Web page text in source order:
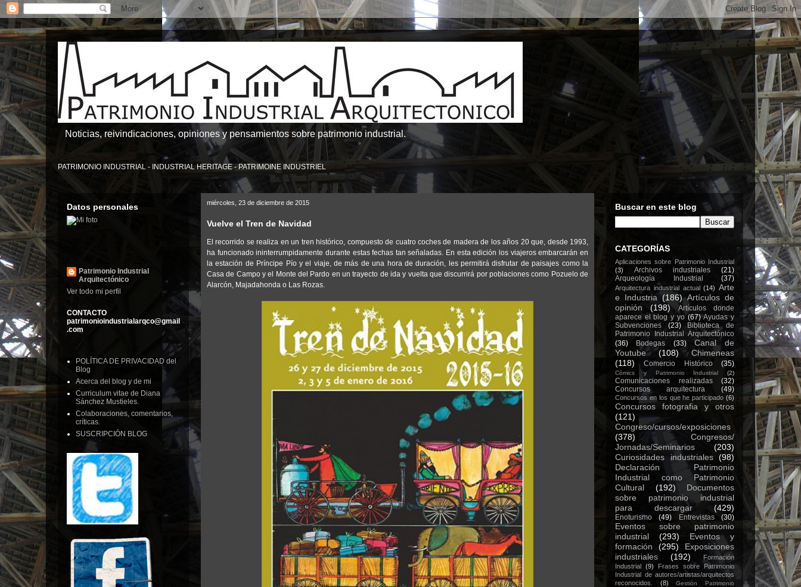
Noticias, reivindicaciones, opiniones y pensamientos sobre patrimonio industrial.
PATRIMONIO INDUSTRIAL - INDUSTRIAL HERITAGE - PATRIMOINE INDUSTRIEL
miércoles, 23 de diciembre de 2015
Vuelve el Tren de Navidad
El recorrido se realiza en un tren histórico, compuesto de cuatro coches de madera de los años 20 que, desde 1993,
ha funcionado ininterrumpidamente durante estas fechas tan señaladas. En esta edición los viajeros embarcarán en
la estación de Príncipe Pío y el viaje, de más de una hora de duración, les permitirá disfrutar de paisajes como la
Casa de Campo y el Monte del Pardo en un trayecto de ida y vuelta que discurrirá por poblaciones como Pozuelo de
Alarcón, Majadahonda o Las Rozas.
Datos personales
Patrimonio Industrial
Arquitectónico
Ver todo mi perfil
CONTACTO
patrimonioindustrialarqco@gmail
.com
POLÍTICA DE PRIVACIDAD del
Blog
Acerca del blog y de mi
Curriculum vitae de Diana
Sánchez Mustieles.
Colaboraciones, comentarios,
críticas.
SUSCRIPCIÓN BLOG
Buscar en este blog
CATEGORÍAS
Aplicaciones sobre Patrimonio Industrial
(3)
Archivos industriales
(21)
Arqueología Industrial
(37)
Arquitectura industrial actual (14) Arte
e Industria (186) Artículos de
opinión
(198)
Artículos donde
aparece el blog y yo (67) Ayudas y
Subvenciones
(23)
Biblioteca de
Patrimonio Industrial Arquitectónico
(36)
Bodegas (33)
Canal de
Youtube
(108)
Chimeneas
(118)
Comercio Histórico (35)
Cómics y Patrimonio Industrial (2)
Comunicaciones realizadas
(32)
Concursos arquitectura
(49)
Concursos en los que he participado (6)
Concursos fotografia y otros
(121)
Congreso/cursos/exposiciones
(378)
Congresos/
Jornadas/Seminarios
(203)
Curiosidades industriales (98)
Declaración Patrimonio
Industrial como Patrimonio
Cultural
(192)
Documentos
sobre patrimonio industrial
para descargar
(429)
Enoturismo (49) Entrevistas (30)
Eventos sobre patrimonio
industrial
(293)
Eventos y
formación
(295)
Exposiciones
industriales
(192)
Formación
Industrial (9)
Frases sobre Patrimonio
Industrial de autores/artistas/arquitectos
reconocidos.
(8)
Gestión Patrimonio